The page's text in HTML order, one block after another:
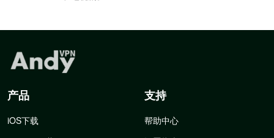
产品
iOS下载
支持
帮助中心